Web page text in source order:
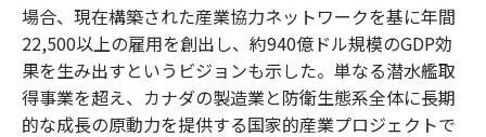
場合、現在構築された産業協力ネットワークを基に年間
22,500以上の雇用を創出し、約940億ドル規模のGDP効
果を生み出すというビジョンも示した。単なる潜水艦取
得事業を超え、カナダの製造業と防衛生態系全体に長期
的な成長の原動力を提供する国家的産業プロジェクトで